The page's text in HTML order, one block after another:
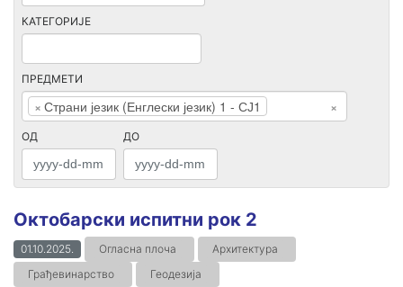
КАТЕГОРИЈЕ
ПРЕДМЕТИ
×
× Страни језик (Енглески језик) 1 - СЈ1
ОД ДО
Октобарски испитни рок 2
01.10.2025. Огласна плоча
Архитектура
Грађевинарство
Геодезија